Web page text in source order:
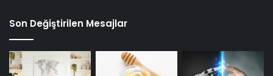
Son Değiştirilen Mesajlar